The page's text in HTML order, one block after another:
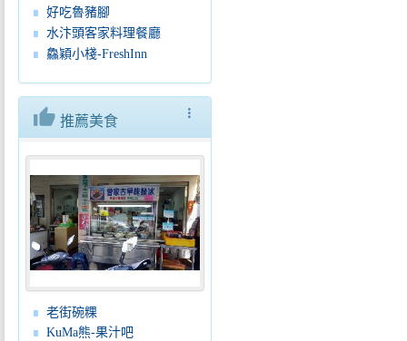
好吃魯豬腳
水汴頭客家料理餐廳
鱻穎小棧-FreshInn
more_vert
thumb_up 推薦美食
老街碗粿
KuMa熊-果汁吧